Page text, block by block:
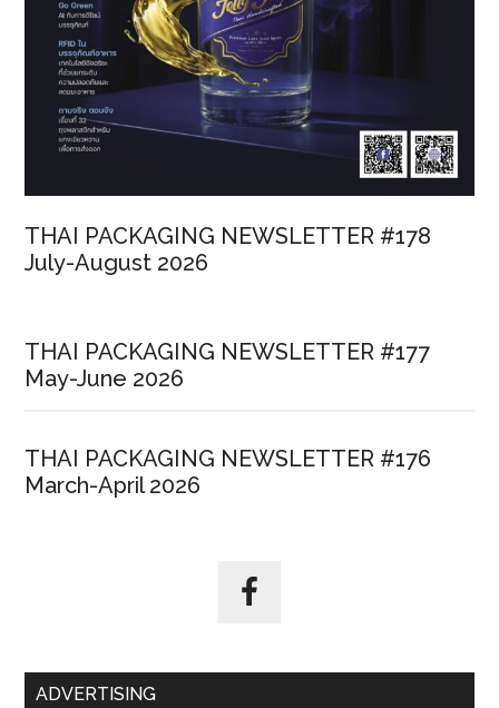
ลด
THAI PACKAGING NEWSLETTER #178
July-August 2026
THAI PACKAGING NEWSLETTER #177
May-June 2026
THAI PACKAGING NEWSLETTER #176
March-April 2026
ADVERTISING